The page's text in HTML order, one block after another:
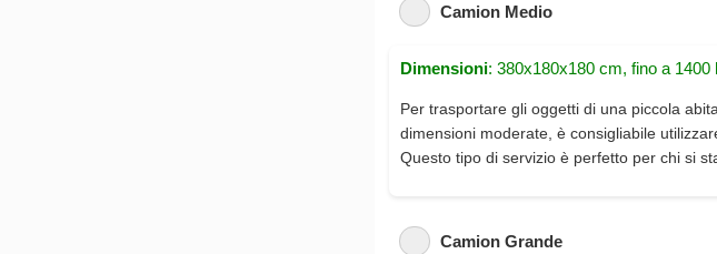
Camion Medio
Dimensioni: 380x180x180 cm, fino a 1400
Per trasportare gli oggetti di una piccola
dimensioni moderate, è consigliabile
Questo tipo di servizio è perfetto per chi si
Camion Grande